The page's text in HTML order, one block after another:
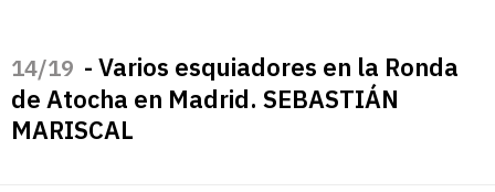
/19 - Varios esquiadores en la Ronda
de Atocha en Madrid. SEBASTIÁN
MARISCAL